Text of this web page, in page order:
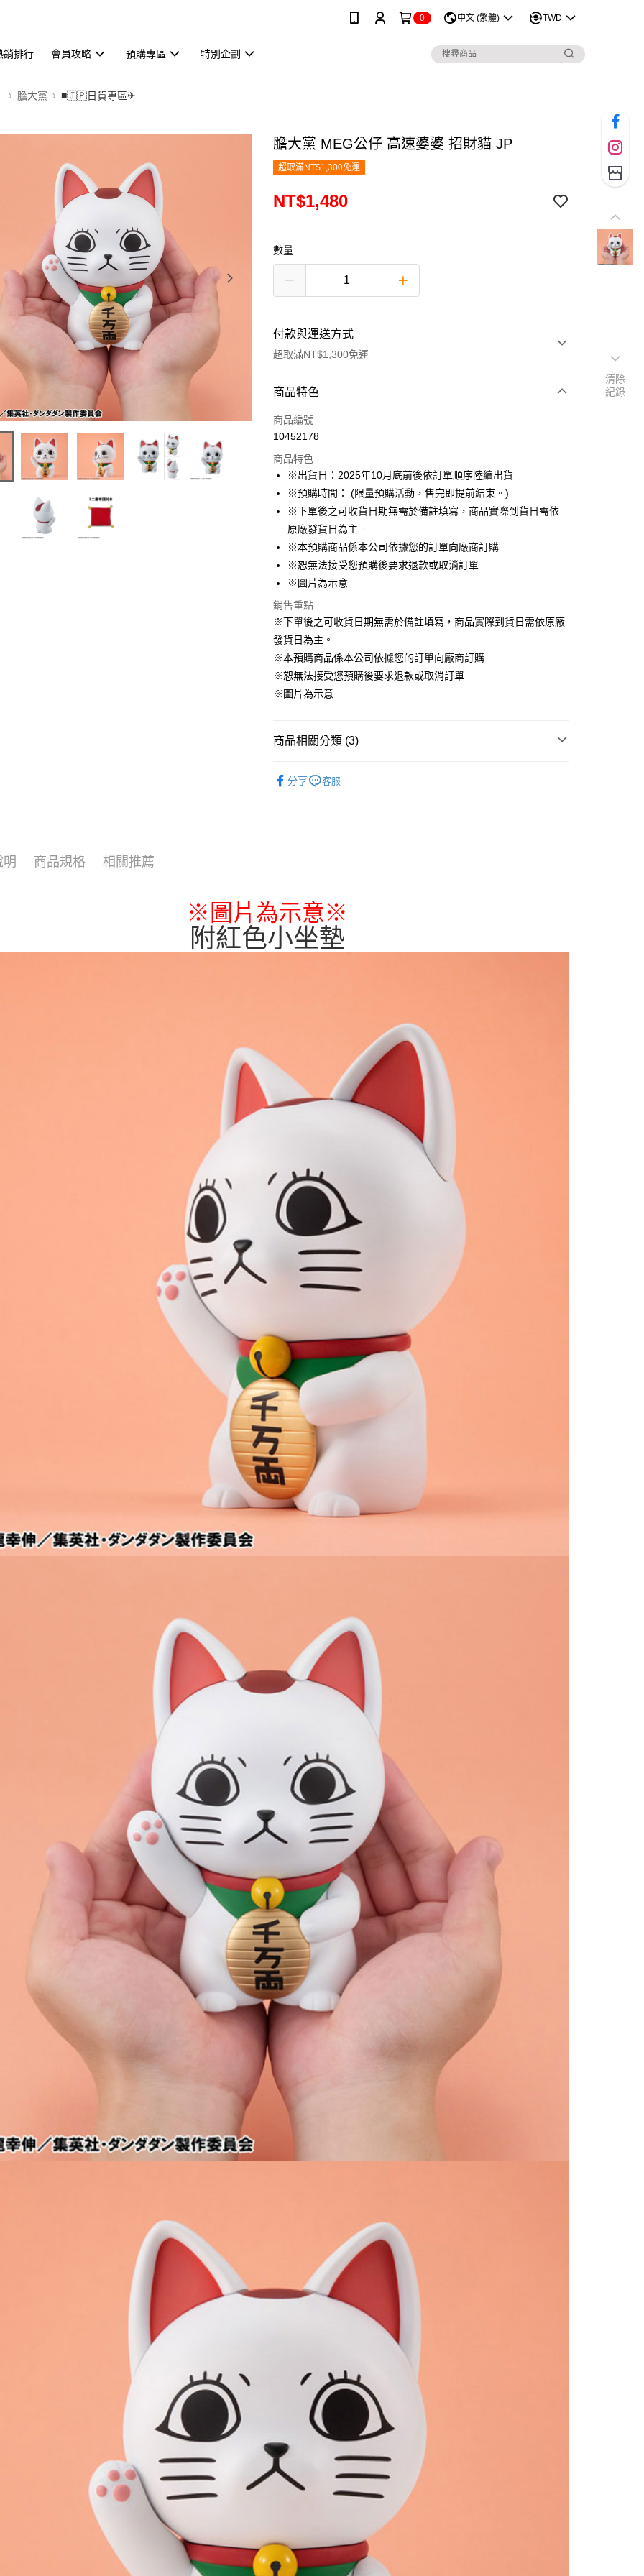
0 中文 (繁體) TWD
銷排行 會員攻略 預購專區 特別企劃
膽大黨 ■🇯🇵日貨專區✈
膽大黨 MEG公仔 高速婆婆 招財貓 JP
超取滿NT$1,300免運
NT$1,480
數量
付款與運送方式
超取滿NT$1,300免運
付款方式
信用卡一次付款
LINE Pay
Apple Pay
悠遊付
Google Pay
ATM付款
貨到付款
運送方式
全家取貨付款
每筆NT$65，滿NT$1,300(含以上)免運費
每筆NT$65，滿NT$1,300(含以上)免運費
每筆NT$9,999
宅配-木棉花樂園專用
每筆NT$100，滿NT$1,300(含以上)免運費
宅配-離島(澎湖/金門/馬祖)-木棉花樂園專用
商品特色
商品編號
10452178
商品特色
※出貨日：2025年10月底前後依訂單順序陸續出貨
※預購時間： (限量預購活動，售完即提前結束。)
※下單後之可收貨日期無需於備註填寫，商品實際到貨日需依
原廠發貨日為主。
※本預購商品係本公司依據您的訂單向廠商訂購
※恕無法接受您預購後要求退款或取消訂單
※圖片為示意
銷售重點
※下單後之可收貨日期無需於備註填寫，商品實際到貨日需依原廠
發貨日為主。
※本預購商品係本公司依據您的訂單向廠商訂購
※恕無法接受您預購後要求退款或取消訂單
※圖片為示意
商品相關分類 (3)
■🇯🇵日貨專區✈
分享 客服
明 商品規格 相關推薦
※圖片為示意※
附紅色小坐墊
清除
紀錄